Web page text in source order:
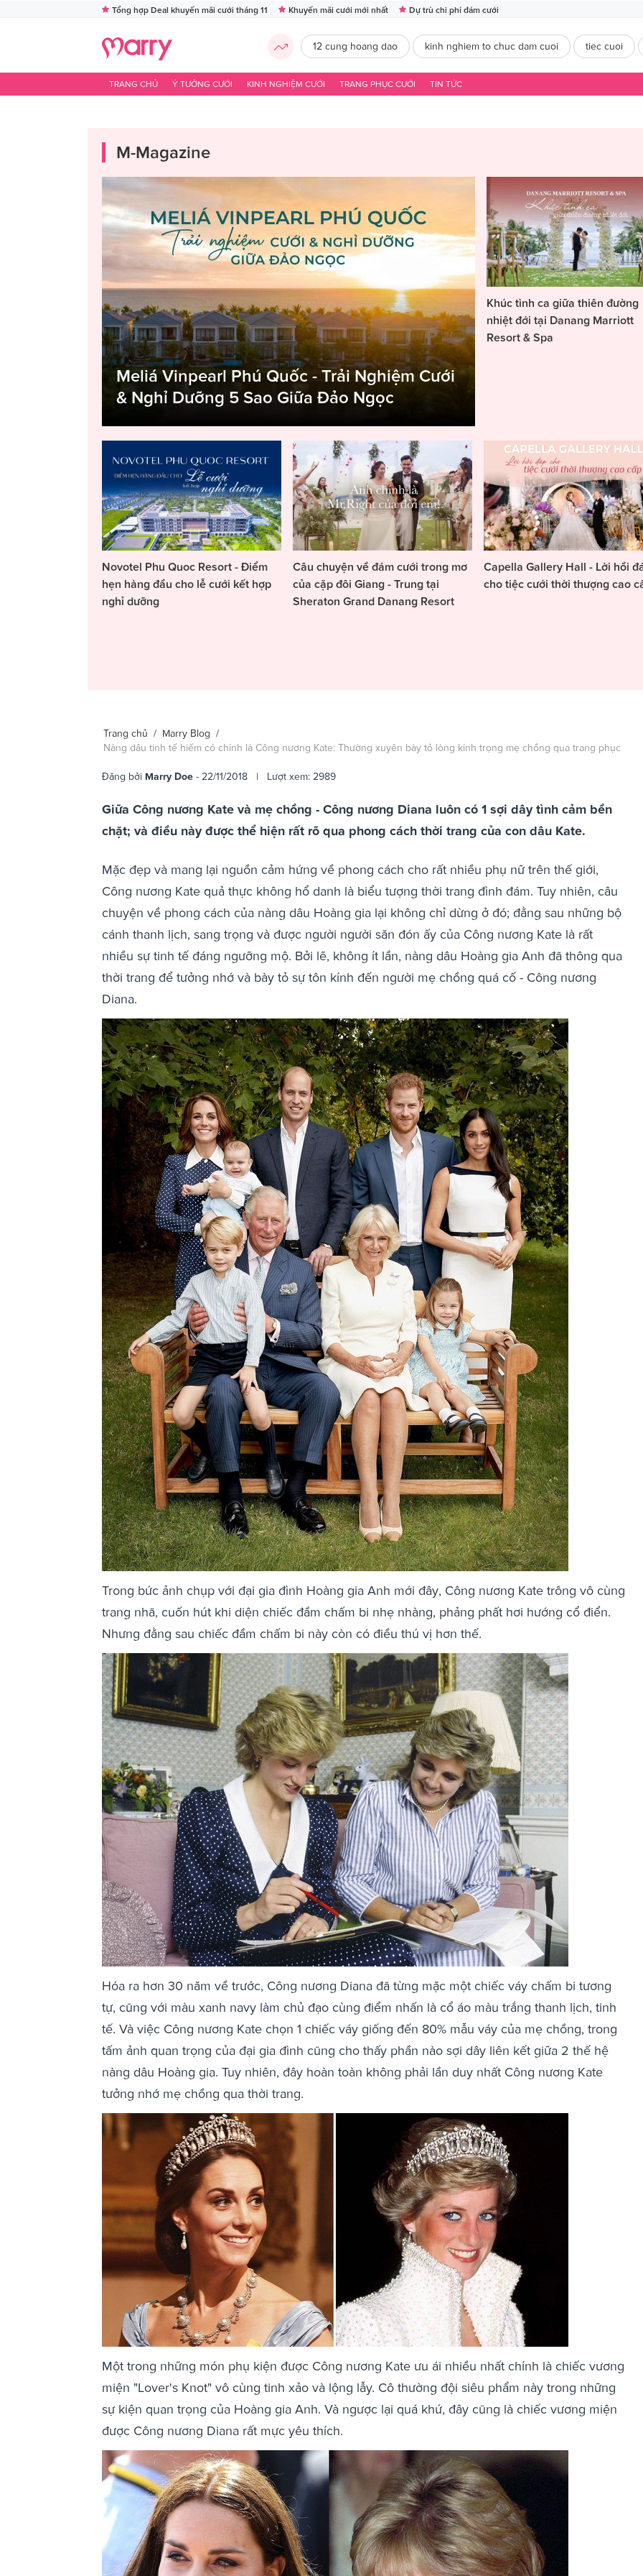
Tổng hợp Deal khuyến mãi cưới tháng 11 Khuyến mãi cưới mới nhất Dự trù chi phí đám cưới
12 cung hoang dao kinh nghiem to chuc dam cuoi tiec cuoi
TRANG CHỦ Ý TƯỞNG CƯỚI KINH NGHIỆM CƯỚI TRANG PHỤC CƯỚI TIN TỨC
M-Magazine
Meliá Vinpearl Phú Quốc - Trải Nghiệm Cưới
& Nghỉ Dưỡng 5 Sao Giữa Đảo Ngọc
Khúc tình ca giữa thiên đường
nhiệt đới tại Danang Marriott
Resort & Spa
Novotel Phu Quoc Resort - Điểm
hẹn hàng đầu cho lễ cưới kết hợp
nghỉ dưỡng
Câu chuyện về đám cưới trong mơ
của cặp đôi Giang - Trung tại
Sheraton Grand Danang Resort
Capella Gallery Hall - Lời hồi
cho tiệc cưới thời thượng cao
Trang chủ / Marry Blog /
Nàng dâu tinh tế hiếm có chính là Công nương Kate: Thường xuyên bày tỏ lòng kính trọng mẹ chồng qua trang phục
Đăng bởi Marry Doe - 22/11/2018 | Lượt xem: 2989
Giữa Công nương Kate và mẹ chồng - Công nương Diana luôn có 1 sợi dây tình cảm bền
chặt; và điều này được thể hiện rất rõ qua phong cách thời trang của con dâu Kate.
Mặc đẹp và mang lại nguồn cảm hứng về phong cách cho rất nhiều phụ nữ trên thế giới,
Công nương Kate quả thực không hổ danh là biểu tượng thời trang đình đám. Tuy nhiên, câu
chuyện về phong cách của nàng dâu Hoàng gia lại không chỉ dừng ở đó; đằng sau những bộ
cánh thanh lịch, sang trọng và được người người săn đón ấy của Công nương Kate là rất
nhiều sự tinh tế đáng ngưỡng mộ. Bởi lẽ, không ít lần, nàng dâu Hoàng gia Anh đã thông qua
thời trang để tưởng nhớ và bày tỏ sự tôn kính đến người mẹ chồng quá cố - Công nương
Diana.
Trong bức ảnh chụp với đại gia đình Hoàng gia Anh mới đây, Công nương Kate trông vô cùng
trang nhã, cuốn hút khi diện chiếc đầm chấm bi nhẹ nhàng, phảng phất hơi hướng cổ điển.
Nhưng đằng sau chiếc đầm chấm bi này còn có điều thú vị hơn thế.
Hóa ra hơn 30 năm về trước, Công nương Diana đã từng mặc một chiếc váy chấm bi tương
tự, cũng với màu xanh navy làm chủ đạo cùng điểm nhấn là cổ áo màu trắng thanh lịch, tinh
tế. Và việc Công nương Kate chọn 1 chiếc váy giống đến 80% mẫu váy của mẹ chồng, trong
tấm ảnh quan trọng của đại gia đình cũng cho thấy phần nào sợi dây liên kết giữa 2 thế hệ
nàng dâu Hoàng gia. Tuy nhiên, đây hoàn toàn không phải lần duy nhất Công nương Kate
tưởng nhớ mẹ chồng qua thời trang.
Một trong những món phụ kiện được Công nương Kate ưu ái nhiều nhất chính là chiếc vương
miện "Lover's Knot" vô cùng tinh xảo và lộng lẫy. Cô thường đội siêu phẩm này trong những
sự kiện quan trọng của Hoàng gia Anh. Và ngược lại quá khứ, đây cũng là chiếc vương miện
được Công nương Diana rất mực yêu thích.